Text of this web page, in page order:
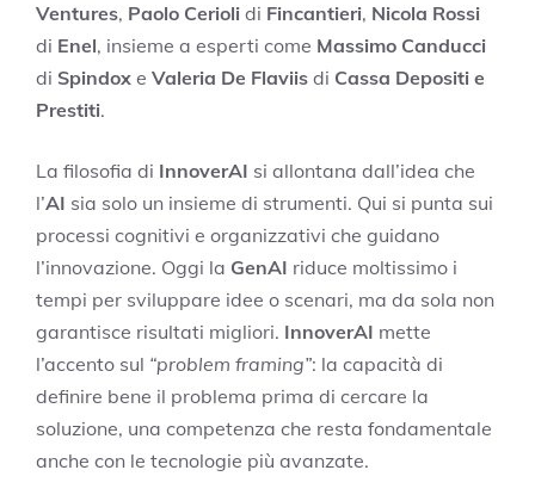
Ventures, Paolo Cerioli di Fincantieri, Nicola Rossi
di Enel, insieme a esperti come Massimo Canducci
di Spindox e Valeria De Flaviis di Cassa Depositi e
Prestiti.
La filosofia di InnoverAI si allontana dall’idea che
l’AI sia solo un insieme di strumenti. Qui si punta sui
processi cognitivi e organizzativi che guidano
l’innovazione. Oggi la GenAI riduce moltissimo i
tempi per sviluppare idee o scenari, ma da sola non
garantisce risultati migliori. InnoverAI mette
l’accento sul “problem framing”: la capacità di
definire bene il problema prima di cercare la
soluzione, una competenza che resta fondamentale
anche con le tecnologie più avanzate.